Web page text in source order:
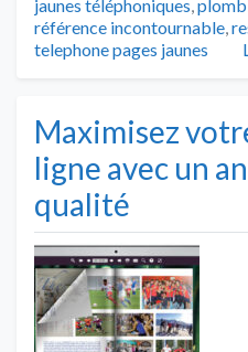
jaunes téléphoniques,
référence incontournable,
telephone pages jaunes
Maximisez
ligne avec un
qualité